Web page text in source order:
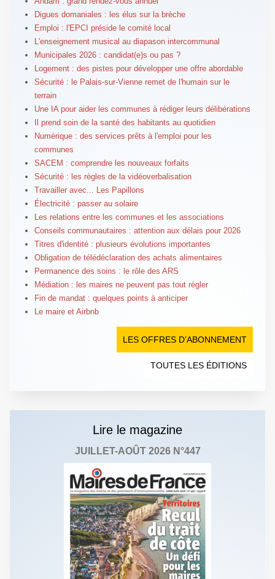
Digues domaniales : les élus sur la brèche
Emploi : l'EPCI préside le comité local
L'enseignement musical au diapason intercommunal
Municipales 2026 : candidat(e)s ou pas ?
Logement : des pistes pour développer une offre abordable
Sécurité : le Palais-sur-Vienne remet de l'humain sur le
terrain
Une IA pour aider les communes à rédiger leurs délibérations
Il prend soin de la santé des habitants au quotidien
Numérique : des services prêts à l'emploi pour les
communes
SACEM : comprendre les nouveaux forfaits
Sécurité : les règles de la vidéoverbalisation
Travailler avec... Les Papillons
Électricité : passer au solaire
Les relations entre les communes et les associations
Conseils communautaires : attention aux délais pour 2026
Titres d'identité : plusieurs évolutions importantes
Obligation de télédéclaration des achats alimentaires
Permanence des soins : le rôle des ARS
Médiation : les maires ne peuvent pas tout régler
Fin de mandat : quelques points à anticiper
Le maire et Airbnb
LES OFFRES D’ABONNEMENT
TOUTES LES ÉDITIONS
Lire le magazine
JUILLET-AOÛT 2026 N°447